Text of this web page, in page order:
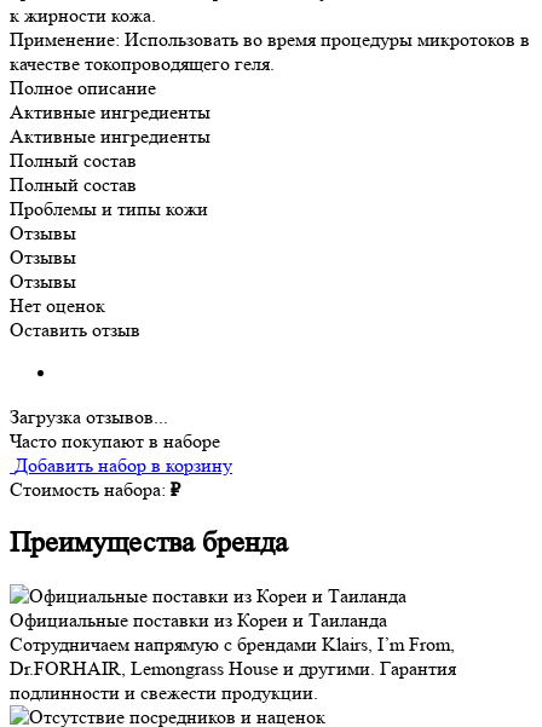
к жирности кожа.
Применение: Использовать во время процедуры микротоков в
качестве токопроводящего геля.
Полное описание
Активные ингредиенты
Активные ингредиенты
Полный состав
Полный состав
Проблемы и типы кожи
Отзывы
Отзывы
Отзывы
Нет оценок
Оставить отзыв
Загрузка отзывов...
Часто покупают в наборе
Добавить набор в корзину
Стоимость набора: ₽
Преимущества бренда
Официальные поставки из Кореи и Таиланда
Сотрудничаем напрямую с брендами Klairs, I’m From,
Dr.FORHAIR, Lemongrass House и другими. Гарантия
подлинности и свежести продукции.